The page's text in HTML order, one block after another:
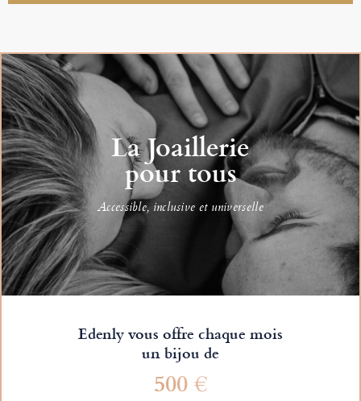
La Joaillerie
pour tous
Accessible, inclusive et universelle
Edenly vous offre chaque mois
un bijou de
500 €